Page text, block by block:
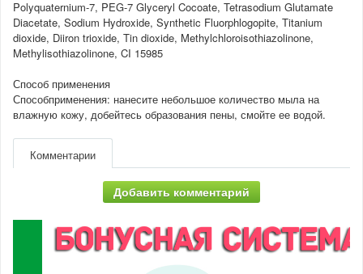
Polyquaternium-7, PEG-7 Glyceryl Cocoate, Tetrasodium Glutamate
Diacetate, Sodium Hydroxide, Synthetic Fluorphlogopite, Titanium
dioxide, Diiron trioxide, Tin dioxide, Methylchloroisothiazolinone,
Methylisothiazolinone, CI 15985
Способ применения
Способприменения: нанесите небольшое количество мыла на
влажную кожу, добейтесь образования пены, смойте ее водой.
Комментарии
Добавить комментарий